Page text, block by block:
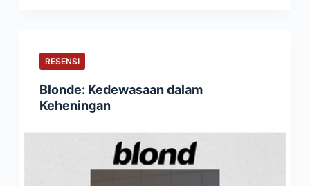
RESENSI
Blonde: Kedewasaan dalam
Keheningan